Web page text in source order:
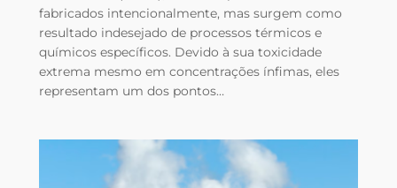
fabricados intencionalmente, mas surgem como
resultado indesejado de processos térmicos e
químicos específicos. Devido à sua toxicidade
extrema mesmo em concentrações ínfimas, eles
representam um dos pontos…